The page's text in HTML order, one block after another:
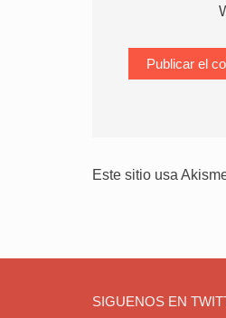
Este sitio usa
SIGUENOS EN